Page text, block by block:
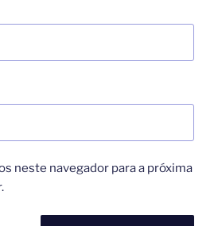
neste navegador para a próxima